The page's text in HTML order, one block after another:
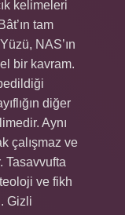
kelimeleri
tam
NAS’ın
bir kavram.
diğer
Aynı
çalışmaz ve
Tasavvufta
ve fikh
Gizli